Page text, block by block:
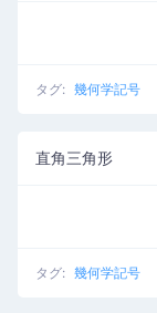
タグ: 幾何学記号
直角三角形
タグ: 幾何学記号